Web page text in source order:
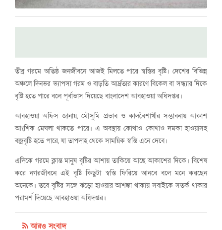
তীব্র গরমে অতিষ্ঠ জনজীবনে আজই মিলতে পারে স্বস্তির বৃষ্টি। দেশের বিভিন্ন
অঞ্চলে দিনভর ভ্যাপসা গরম ও বাড়তি আর্দ্রতার কারণে বিকেল বা সন্ধ্যার দিকে
বৃষ্টি হতে পারে বলে পূর্বাভাস দিয়েছে বাংলাদেশ আবহাওয়া অধিদপ্তর।
আবহাওয়া অফিস জানায়, মৌসুমি প্রভাব ও কালবৈশাখীর সম্ভাবনায় আকাশ
আংশিক মেঘলা থাকতে পারে। এ অবস্থায় কোথাও কোথাও দমকা হাওয়াসহ
বজ্রবৃষ্টি হতে পারে, যা তাপদাহ থেকে সাময়িক স্বস্তি এনে দেবে।
এদিকে গরমে ক্লান্ত মানুষ বৃষ্টির আশায় তাকিয়ে আছে আকাশের দিকে। বিশেষ
করে নগরজীবনে এই বৃষ্টি কিছুটা স্বস্তি ফিরিয়ে আনবে বলে মনে করছেন
অনেকে। তবে বৃষ্টির সঙ্গে ঝড়ো হাওয়ার আশঙ্কা থাকায় সবাইকে সতর্ক থাকার
পরামর্শ দিয়েছে আবহাওয়া অধিদপ্তর।
আরও সংবাদ